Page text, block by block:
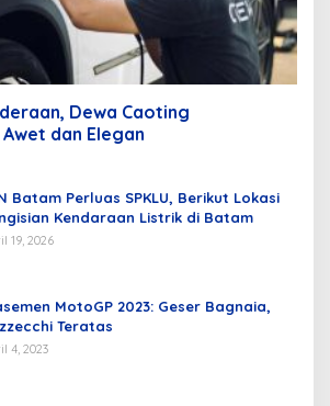
Dewa Caoting
dan Elegan
Batam Perluas SPKLU, Berikut Lokasi
Kendaraan Listrik di Batam
19, 2026
MotoGP 2023: Geser Bagnaia,
Teratas
4, 2023